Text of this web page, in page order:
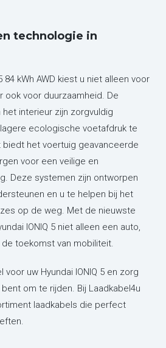
technologie in
84 kWh AWD kiest u niet alleen voor
ook voor duurzaamheid. De
interieur zijn zorgvuldig
ecologische voetafdruk te
biedt het voertuig geavanceerde
voor een veilige en
Deze systemen zijn ontworpen
en u te helpen bij het
op de weg. Met de nieuwste
IONIQ 5 niet alleen een auto,
toekomst van mobiliteit.
uw Hyundai IONIQ 5 en zorg
om te rijden. Bij Laadkabel4u
laadkabels die perfect